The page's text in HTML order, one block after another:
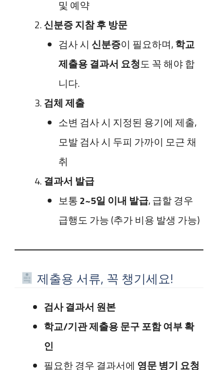
및 예약
신분증 지참 후 방문
검사 시 신분증이 필요하며,학교
제출용 결과서 요청도 꼭 해야 합
니다.
검체 제출
소변 검사 시 지정된 용기에 제출,
모발 검사 시 두피 가까이 모근 채
취
결과서 발급
보통2~5일 이내 발급, 급할 경우
급행도 가능 (추가 비용 발생 가능)
제출용 서류, 꼭 챙기세요!
검사 결과서 원본
학교/기관 제출용 문구 포함 여부 확
인
필요한 경우 결과서에 영문 병기 요청